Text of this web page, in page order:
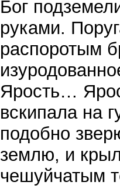
Бог
руками.
распоротым
Ярость…
вскипала на
подобно
землю, и
чешуйчатым